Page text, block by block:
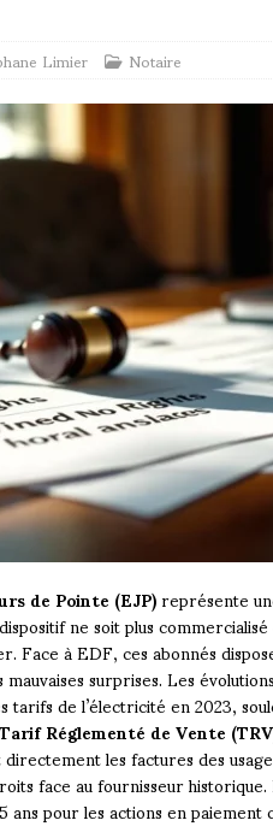
Limier Notaire
de Pointe (EJP)représente
ne soit plus
Face à EDF, ces abonnés
surprises. Les
tarifs de l’électricité en 2023,
Tarif Réglementé de Vente
les factures des
face au fournisseur
pour les actions en